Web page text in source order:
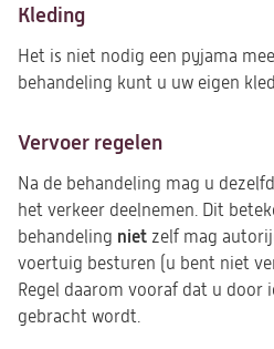
Kleding
Het is niet nodig een pyjama
behandeling kunt u uw eigen
Vervoer regelen
Na de behandeling mag u
het verkeer deelnemen. Dit
behandeling niet zelf mag
voertuig besturen (u bent niet
Regel daarom vooraf dat u door
gebracht wordt.